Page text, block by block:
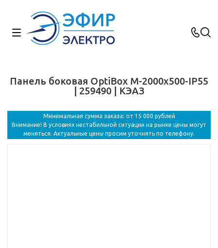
Панель боковая OptiBox M-2000х500-IP55
| 259490 | КЭАЗ
Минимальная сумма заказа: от 15 000 рублей
Внимание! В условиях нестабильной ситуации на рынке цены могут
меняться. Актуальные цены просим уточнять по телефону.